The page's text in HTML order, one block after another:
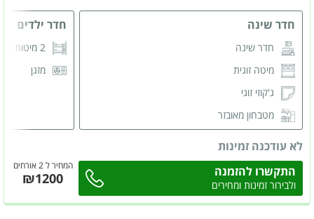
חדר שינה
חדר שינה
מיטה זוגית
ג'קוזי זוגי
מטבחון מאובזר
מסך LCD
מזגן
פינת ישיבה
חדר ילדים
2 מיטות קומותיים
מזגן
המחיר ל 2 אורחים
לא עודכנה זמינות
₪1200 התקשרו להזמנה
ולבירור זמינות ומחירים